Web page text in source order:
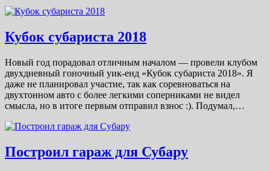
Кубок субариста 2018
Новый год порадовал отличным началом — провели клубом
двухдневный гоночный уик-енд «Кубок субариста 2018». Я
даже не планировал участие, так как соревноваться на
двухтонном авто с более легкими соперниками не видел
смысла, но в итоге первым отправил взнос :). Подумал,…
Построил гараж для Субару